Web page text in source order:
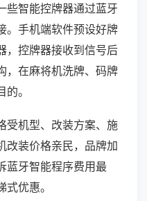
些智能控牌器通过蓝牙
。手机端软件预设好牌
，控牌器接收到信号后
，在麻将机洗牌、码牌
。
受机型、改装方案、施
改装价格亲民，品牌加
蓝牙智能程序费用最
优惠。